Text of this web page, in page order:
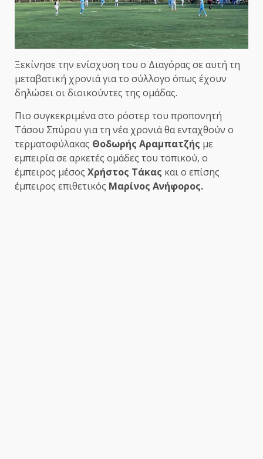
Ξεκίνησε την ενίσχυση του ο Διαγόρας σε αυτή τη
μεταβατική χρονιά για το σύλλογο όπως έχουν
δηλώσει οι διοικούντες της ομάδας.
Πιο συγκεκριμένα στο ρόστερ του προπονητή
Τάσου Σπύρου για τη νέα χρονιά θα ενταχθούν ο
τερματοφύλακας Θοδωρής Αραμπατζής με
εμπειρία σε αρκετές ομάδες του τοπικού, ο
έμπειρος μέσος Χρήστος Τάκας και ο επίσης
έμπειρος επιθετικός Μαρίνος Ανήφορος.